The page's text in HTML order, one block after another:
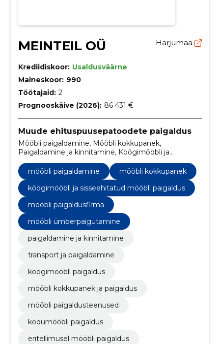
MEINTEIL OÜ Harjumaa
Krediidiskoor: Usaldusväärne
Maineskoor: 990
Töötajaid: 2
Prognooskäive (2026): 86 431 €
Muude ehituspuusepatoodete paigaldus
Mööbli paigaldamine, Mööbli kokkupanek,
Paigaldamine ja kinnitamine, Köögimööbli ja
sisseehitatud mööbli paigaldus, transport ja
paigaldamine, köögimööbli paigaldus, mööbli
kokkupanek ja paigaldus, mööbli paigaldusteenused,
kodumööbli paigaldus, eritellimusel mööbli paigaldus
mööbli paigaldamine
mööbli kokkupanek
köögimööbli ja sisseehitatud mööbli paigaldus
mööbli paigaldusfirma
mööbli ümberpaigutamine
paigaldamine ja kinnitamine
transport ja paigaldamine
köögimööbli paigaldus
mööbli kokkupanek ja paigaldus
mööbli paigaldusteenused
kodumööbli paigaldus
eritellimusel mööbli paigaldus